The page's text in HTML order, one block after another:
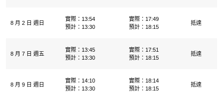
8 月 2 日 週日
實際：13:54
預計：13:30
實際：17:49
預計：18:15
抵達
8 月 7 日 週五
實際：13:45
預計：13:30
實際：17:51
預計：18:15
抵達
8 月 9 日 週日
實際：14:10
預計：13:30
實際：18:14
預計：18:15
抵達